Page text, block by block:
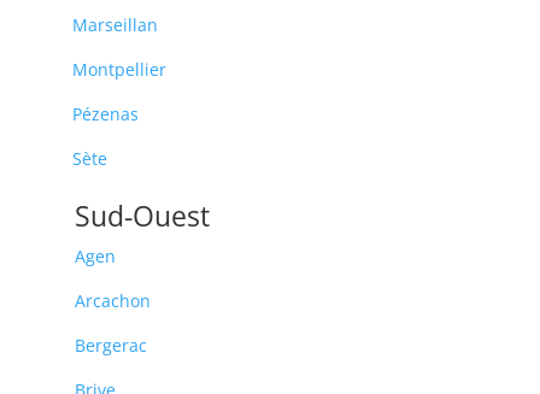
Marseillan
Montpellier
Pézenas
Sète
Sud-Ouest
Agen
Arcachon
Bergerac